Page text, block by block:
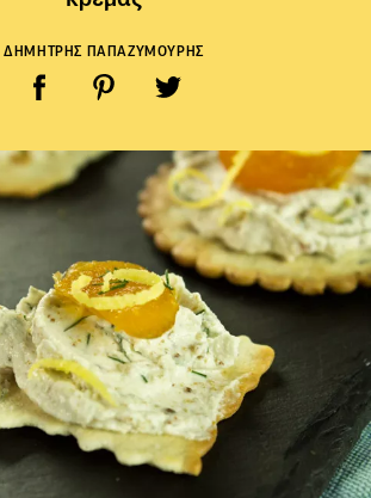
ΔΗΜΗΤΡΗΣ ΠΑΠΑΖΥΜΟΥΡΗΣ